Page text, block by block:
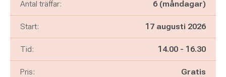
Antal träffar: 6 (måndagar)
Start: 17 augusti 2026
Tid: Pågår mellan
14.00 - och
16.30
Pris: Gratis